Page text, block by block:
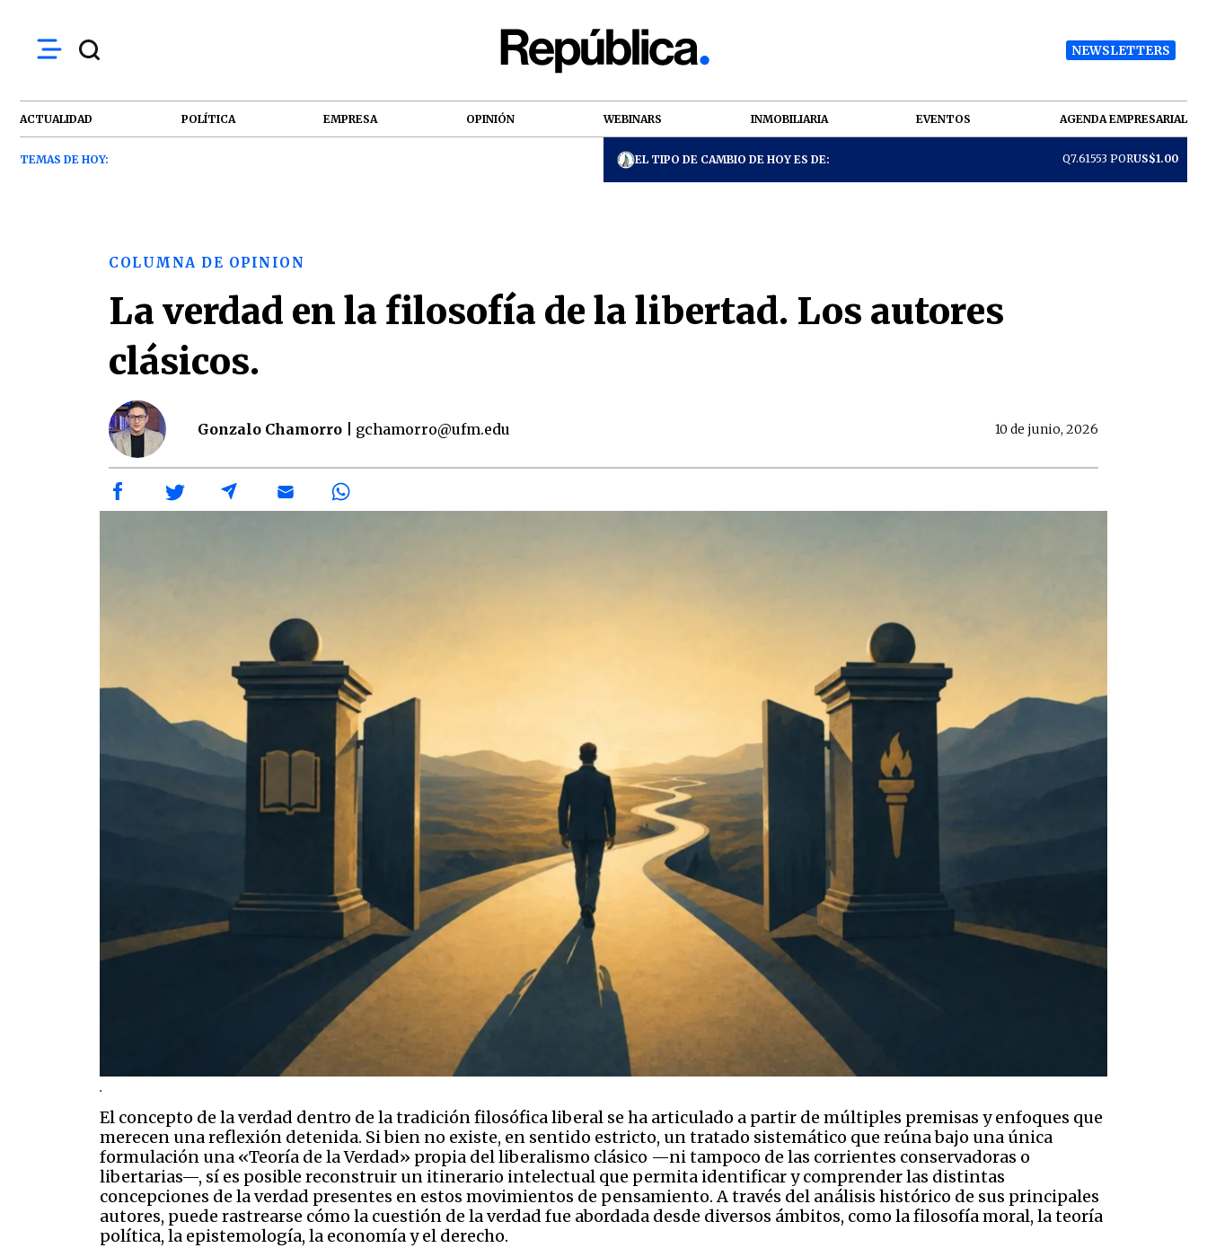
NEWSLETTERS
ACTUALIDAD POLÍTICA EMPRESA OPINIÓN WEBINARS INMOBILIARIA EVENTOS AGENDA EMPRESARIAL
TEMAS DE HOY: EL TIPO DE CAMBIO DE HOY ES DE: Q7.61553 PORUS$1.00
COLUMNA DE OPINION
La verdad en la filosofía de la libertad. Los autores
clásicos.
Gonzalo Chamorro | gchamorro@ufm.edu 10 de junio, 2026
.
El concepto de la verdad dentro de la tradición filosófica liberal se ha articulado a partir de múltiples premisas y enfoques que
merecen una reflexión detenida. Si bien no existe, en sentido estricto, un tratado sistemático que reúna bajo una única
formulación una «Teoría de la Verdad» propia del liberalismo clásico —ni tampoco de las corrientes conservadoras o
libertarias—, sí es posible reconstruir un itinerario intelectual que permita identificar y comprender las distintas
concepciones de la verdad presentes en estos movimientos de pensamiento. A través del análisis histórico de sus principales
autores, puede rastrearse cómo la cuestión de la verdad fue abordada desde diversos ámbitos, como la filosofía moral, la teoría
política, la epistemología, la economía y el derecho.